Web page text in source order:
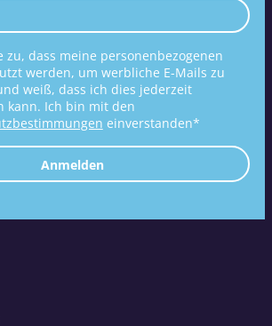
zu, dass meine personenbezogenen
werden, um werbliche E-Mails zu
weiß, dass ich dies jederzeit
kann. Ich bin mit den
einverstanden*
Anmelden